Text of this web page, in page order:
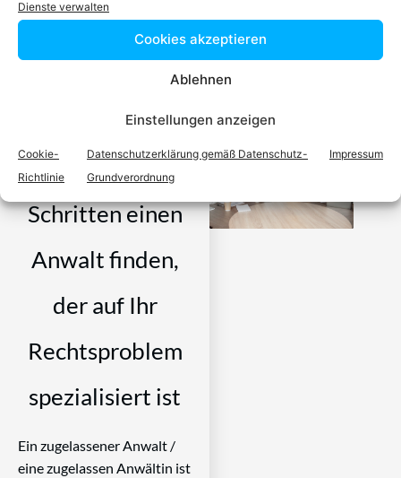
Dienste verwalten
Cookies akzeptieren
Ablehnen
Einstellungen anzeigen
Cookie-
Richtlinie
Datenschutzerklärung gemäß Datenschutz-
Grundverordnung
Impressum
Video-Podcast #69 Katharina Echerer – Verlagsleitung
Recht, Wirtschaft, Steuern facultas Verlag
Einfach in 3
Schritten einen
Anwalt finden,
der auf Ihr
Rechtsproblem
spezialisiert ist
Ein zugelassener Anwalt /
eine zugelassen Anwältin ist